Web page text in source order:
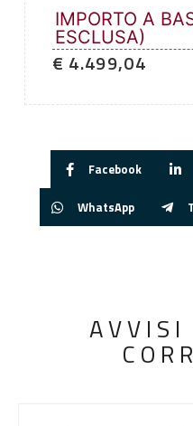
IMPORTO A
ESCLUSA)
€ 4.499,04
Facebook
WhatsApp
AVVISI